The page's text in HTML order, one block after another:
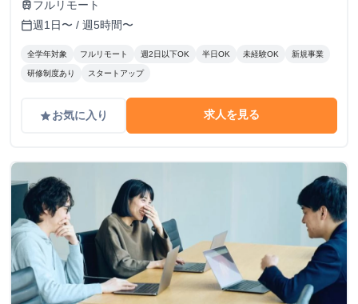
train フルリモート
calendar_today週1日〜 / 週5時間〜
全学年対象 フルリモート 週2日以下OK 半日OK 未経験OK 新規事業
研修制度あり スタートアップ
gradeお気に入り 求人を見る